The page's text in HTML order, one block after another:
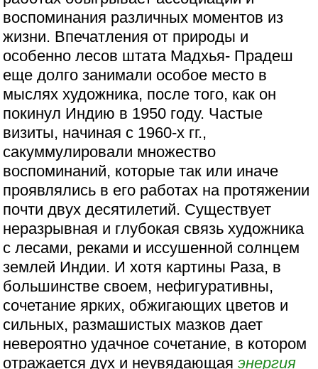
воспоминания различных моментов из
жизни. Впечатления от природы и
особенно лесов штата Мадхья- Прадеш
еще долго занимали особое место в
мыслях художника, после того, как он
покинул Индию в 1950 году. Частые
визиты, начиная с 1960-х гг.,
сакуммулировали множество
воспоминаний, которые так или иначе
проявлялись в его работах на протяжении
почти двух десятилетий. Существует
неразрывная и глубокая связь художника
с лесами, реками и иссушенной солнцем
землей Индии. И хотя картины Раза, в
большинстве своем, нефигуративны,
сочетание ярких, обжигающих цветов и
сильных, размашистых мазков дает
невероятно удачное сочетание, в котором
отражается дух и неувядающаяэнергия